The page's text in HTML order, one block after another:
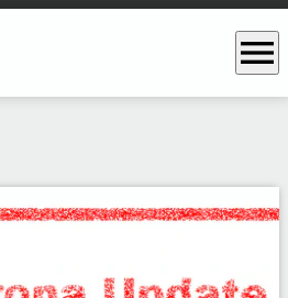
menu